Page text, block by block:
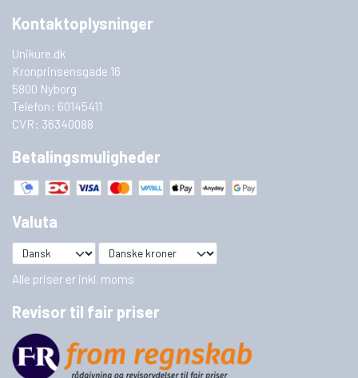
Kontaktoplysninger
Unikure.dk
Kronprinsensgade 16
5800 Nyborg
Telefon: 60145411
CVR: 36340088
Betalingsmuligheder
Valuta
Alle priser er inkl. moms
Revisor til fair priser